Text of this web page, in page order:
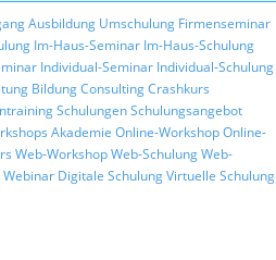
Ausbildung Umschulung Firmenseminar
Im-Haus-Seminar Im-Haus-Schulung
Individual-Seminar Individual-Schulung
BildungConsultingCrashkurs
SchulungenSchulungsangebot
Akademie Online-WorkshopOnline-
Web-WorkshopWeb-SchulungWeb-
Webinar Digitale SchulungVirtuelle Schulung